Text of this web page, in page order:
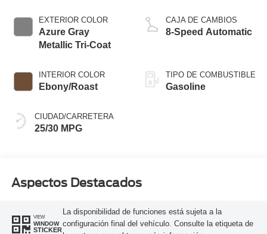
EXTERIOR COLOR
Azure Gray
Metallic Tri-Coat
INTERIOR COLOR
Ebony/Roast
CIUDAD/CARRETERA
25/30 MPG
CAJA DE CAMBIOS
8-Speed Automatic
TIPO DE COMBUSTIBLE
Gasoline
Aspectos Destacados
VIEW
WINDOW
STICKER
La disponibilidad de funciones está sujeta a la
configuración final del vehículo. Consulte la etiqueta de